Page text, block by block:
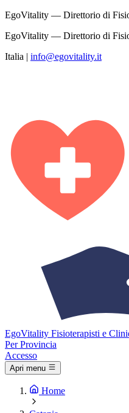
EgoVitality — Direttorio di
EgoVitality — Direttorio di
Italia | info@egovitality.it
EgoVitality Fisioterapisti e
Per Provincia
Accesso
Apri menu
Home